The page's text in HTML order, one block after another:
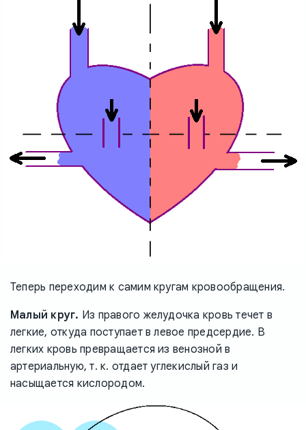
Теперь переходим к самим кругам кровообращения.
Малый круг. Из правого желудочка кровь течет в
легкие, откуда поступает в левое предсердие. В
легких кровь превращается из венозной в
артериальную, т. к. отдает углекислый газ и
насыщается кислородом.